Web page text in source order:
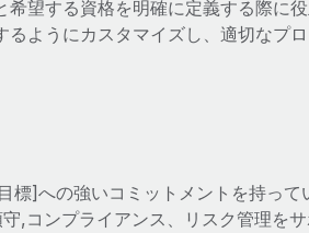
望する資格を明確に定義する際に
ようにカスタマイズし、適切なプ
]への強いコミットメントを持って
,コンプライアンス、リスク管理を